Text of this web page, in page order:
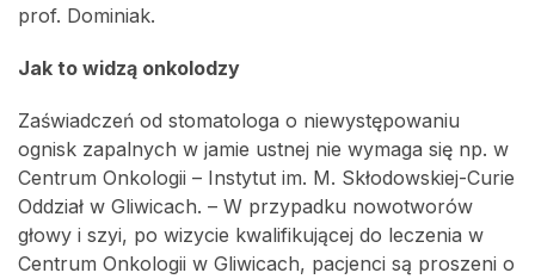
prof. Dominiak.
Jak to widzą onkolodzy
Zaświadczeń od stomatologa o niewystępowaniu
ognisk zapalnych w jamie ustnej nie wymaga się np. w
Centrum Onkologii – Instytut im. M. Skłodowskiej-Curie
Oddział w Gliwicach. – W przypadku nowotworów
głowy i szyi, po wizycie kwalifikującej do leczenia w
Centrum Onkologii w Gliwicach, pacjenci są proszeni o